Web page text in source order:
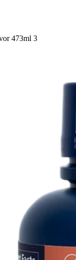
473ml 3